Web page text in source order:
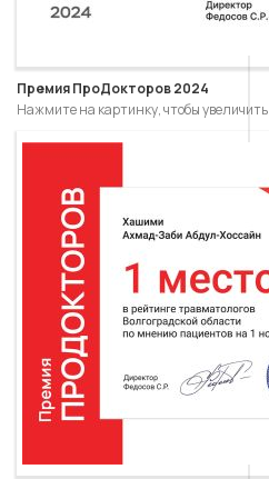
Премия ПроДокторов 2024
Нажмите на картинку, чтобы увеличить